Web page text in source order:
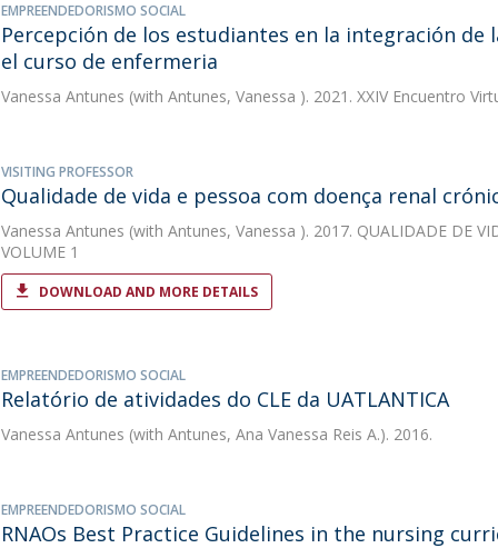
EMPREENDEDORISMO SOCIAL
Percepción de los estudiantes en la integración de
el curso de enfermeria
Vanessa Antunes (with Antunes, Vanessa ). 2021. XXIV Encuentro
VISITING PROFESSOR
Qualidade de vida e pessoa com doença renal
Vanessa Antunes (with Antunes, Vanessa ). 2017. QUALIDADE DE
VOLUME 1
DOWNLOAD AND MORE DETAILS
EMPREENDEDORISMO SOCIAL
Relatório de atividades do CLE da UATLANTICA
Vanessa Antunes (with Antunes, Ana Vanessa Reis A.). 2016.
EMPREENDEDORISMO SOCIAL
RNAOs Best Practice Guidelines in the nursing